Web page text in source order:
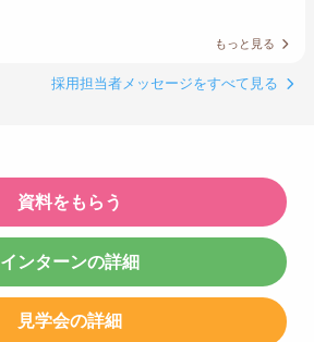
もっと見る
採用担当者メッセージをすべて見る
資料をもらう
インターンの詳細
見学会の詳細